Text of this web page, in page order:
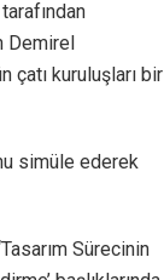
Demirel
çatı kuruluşları bir
simüle ederek
Sürecinin